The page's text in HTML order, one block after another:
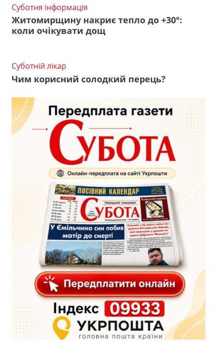
Суботня інформація
Житомирщину накриє тепло до +30°:
коли очікувати дощ
Суботній лікар
Чим корисний солодкий перець?